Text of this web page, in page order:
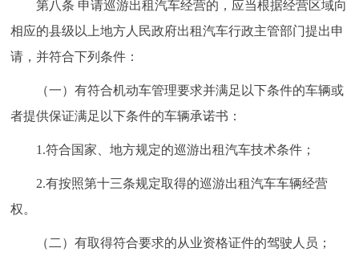
第八条 申请巡游出租汽车经营的，应当根据经营区域向
相应的县级以上地方人民政府出租汽车行政主管部门提出申
请，并符合下列条件：
（一）有符合机动车管理要求并满足以下条件的车辆或
者提供保证满足以下条件的车辆承诺书：
1.符合国家、地方规定的巡游出租汽车技术条件；
2.有按照第十三条规定取得的巡游出租汽车车辆经营
权。
（二）有取得符合要求的从业资格证件的驾驶人员；